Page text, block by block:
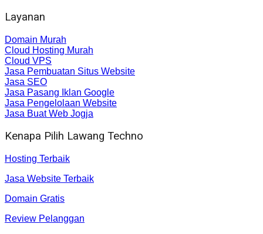
Layanan
Domain Murah
Cloud Hosting Murah
Cloud VPS
Jasa Pembuatan Situs Website
Jasa SEO
Jasa Pasang Iklan Google
Jasa Pengelolaan Website
Jasa Buat Web Jogja
Kenapa Pilih Lawang Techno
Hosting Terbaik
Jasa Website Terbaik
Domain Gratis
Review Pelanggan